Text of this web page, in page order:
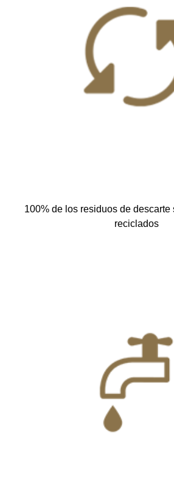
100% de los residuos de
reciclados